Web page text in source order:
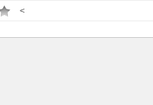
<